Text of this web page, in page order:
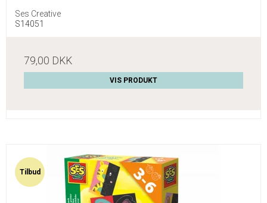
Ses Creative
S14051
79,00 DKK
VIS PRODUKT
Tilbud